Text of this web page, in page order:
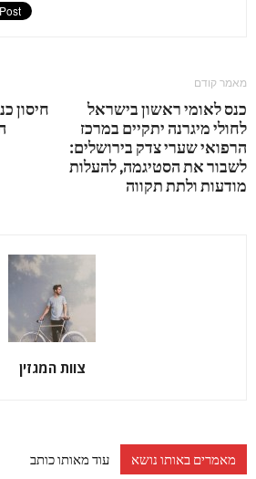
מאמר קודם
כנס לאומי ראשון בישראל
לחולי מיגרנה יתקיים במרכז
הרפואי שערי צדק בירושלים:
לשבור את הסטיגמה, להעלות
מודעות ולתת תקווה
חיסון
צוות המגזין
מאמרים באותו נושא עוד מאותו כותב